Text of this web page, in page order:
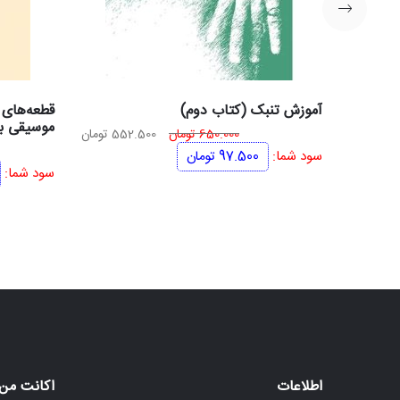
آموزش تنبک (کتاب دوم)
650.000تومان قیمت
552.500 تومان قیمت
552.500 تومان
سود شما: 97.500 تومان
قطعه‌های
موسیقی
سود شما:
اطلاعات اکانت